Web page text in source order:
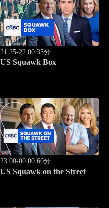
21:25-22:00 35分
US Squawk Box
23:00-00:00 60分
US Squawk on the Street